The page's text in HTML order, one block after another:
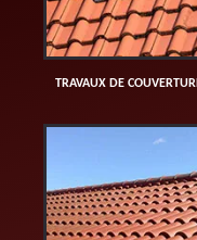
TRAVAUX DE